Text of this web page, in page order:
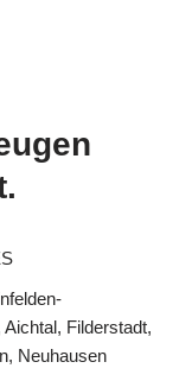
Filderstadt,
Neuhausen